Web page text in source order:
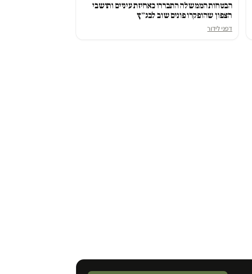
הבטחות הממשלה התבררו כאחיזת עיניים ותושבי
הצפון שהופקרו פונים שוב לבג״ץ
דפני לידור